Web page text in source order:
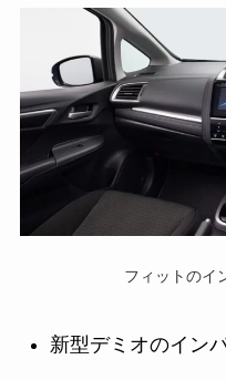
フィットのイ
新型デミオのイン